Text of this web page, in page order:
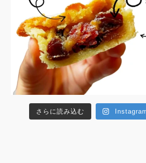
さらに読み込む